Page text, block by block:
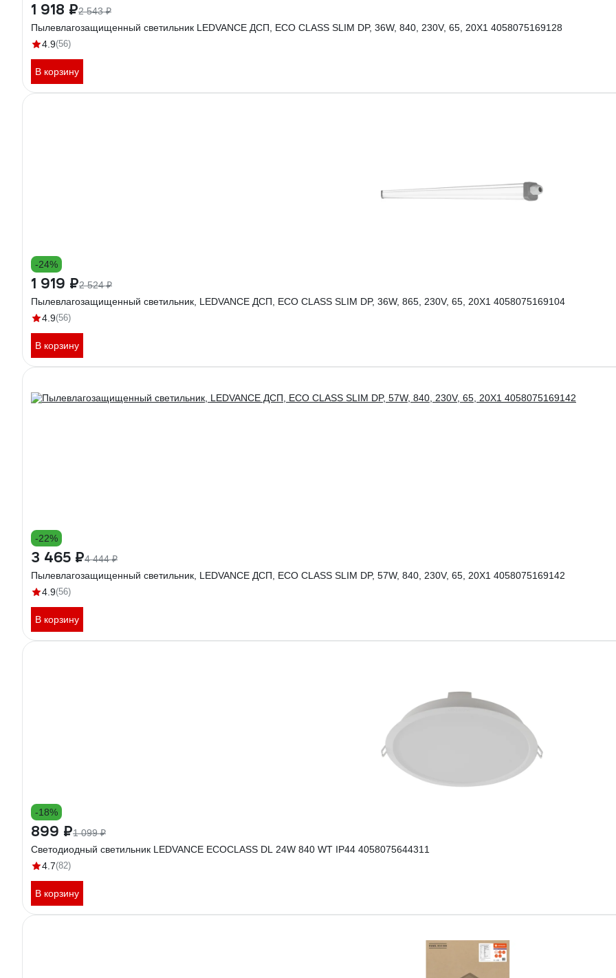
1 918 ₽2 543 ₽
Пылевлагозащищенный светильник LEDVANCE ДСП, ECO CLASS SLIM DP, 36W, 840, 230V, 65, 20X1 4058075169128
4.9(56)
В корзину
-24%
1 919 ₽2 524 ₽
Пылевлагозащищенный светильник, LEDVANCE ДСП, ECO CLASS SLIM DP, 36W, 865, 230V, 65, 20X1 4058075169104
4.9(56)
В корзину
-22%
3 465 ₽4 444 ₽
Пылевлагозащищенный светильник, LEDVANCE ДСП, ECO CLASS SLIM DP, 57W, 840, 230V, 65, 20X1 4058075169142
4.9(56)
В корзину
-18%
899 ₽1 099 ₽
Светодиодный светильник LEDVANCE ECOCLASS DL 24W 840 WT IP44 4058075644311
4.7(82)
В корзину